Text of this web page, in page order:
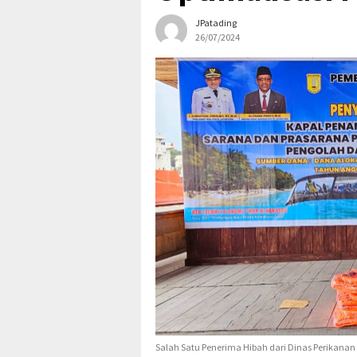
JPatading
26/07/2024
Salah Satu Penerima Hibah dari Dinas